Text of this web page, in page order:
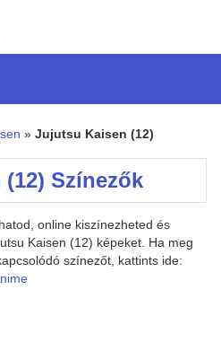
» Jujutsu Kaisen (12)
Színezők
online kiszínezheted és
Kaisen (12) képeket. Ha meg
színezőt, kattints ide: